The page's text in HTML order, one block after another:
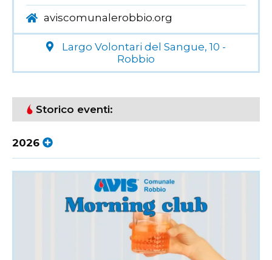
aviscomunalerobbio.org
Largo Volontari del Sangue, 10 -
Robbio
Storico eventi:
2026